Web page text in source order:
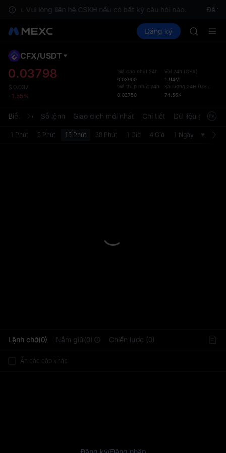
Vui lòng liên hệ CSKH nếu có bất kỳ câu hỏi nào. Để
Thị trường Spot Futures PLTR
Đăng ký
CAP
HEI
CAP
người
tùy
CFX/USDT
0.03798
$ 0.037
-1.55%
Giá cao nhất 24h
0.03900
Giá thấp nhất 24h
0.03750
Vol 24h (CFX)
1.94M
Số lượng 24H (USDT
74.55K
Biểu đồ Sổ lệnh Giao dịch mới nhất Chi tiết Dữ liệu giao
1 Phút 5 Phút 15 Phút 30 Phút 1 Giờ 4 Giờ 1 Ngày
Lệnh chờ(0) Nắm giữ(0) Chiến lược (0)
Ẩn các cặp khác